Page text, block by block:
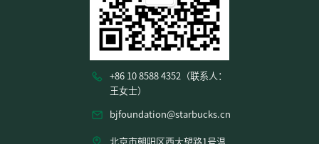
+86 10 8588 4352（联系人：
王女士）
bjfoundation@starbucks.cn
北京市朝阳区西大望路1号温